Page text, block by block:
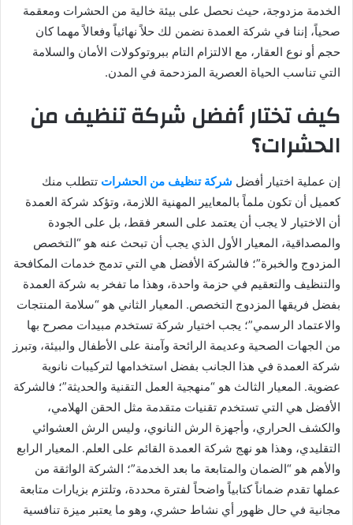
الخدمة مزدوجة، حيث نحصل على بيئة خالية من الحشرات ومعقمة
صحياً، إننا في شركة العمدة نضمن لك حلاً نهائياً وفعالاً مهما كان
حجم أو نوع العقار، مع الالتزام التام ببروتوكولات الأمان والسلامة
التي تناسب الحياة العصرية المزدحمة في المدن.
كيف تختار أفضل شركة تنظيف من
الحشرات؟
إن عملية اختيار أفضل شركة تنظيف من الحشرات تتطلب منك
كعميل أن تكون ملماً بالمعايير المهنية اللازمة، وتؤكد شركة العمدة
أن الاختيار لا يجب أن يعتمد على السعر فقط، بل على الجودة
والمصداقية، المعيار الأول الذي يجب أن تبحث عنه هو “التخصص
المزدوج والخبرة”؛ فالشركة الأفضل هي التي تدمج خدمات المكافحة
والتنظيف والتعقيم في حزمة واحدة، وهذا ما تفخر به شركة العمدة
بفضل فريقها المزدوج التخصص. المعيار الثاني هو “سلامة المنتجات
والاعتماد الرسمي”؛ يجب اختيار شركة تستخدم مبيدات مصرح بها
من الجهات الصحية وعديمة الرائحة وآمنة على الأطفال والبيئة، وتبرز
شركة العمدة في هذا الجانب بفضل استخدامها لتركيبات نانوية
عضوية. المعيار الثالث هو “منهجية العمل التقنية والحديثة”؛ فالشركة
الأفضل هي التي تستخدم تقنيات متقدمة مثل الحقن الهلامي،
والكشف الحراري، وأجهزة الرش النانوي، وليس الرش العشوائي
التقليدي، وهذا هو نهج شركة العمدة القائم على العلم. المعيار الرابع
والأهم هو “الضمان والمتابعة ما بعد الخدمة”؛ الشركة الواثقة من
عملها تقدم ضماناً كتابياً واضحاً لفترة محددة، وتلتزم بزيارات متابعة
مجانية في حال ظهور أي نشاط حشري، وهو ما يعتبر ميزة تنافسية